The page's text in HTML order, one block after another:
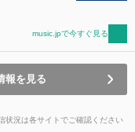
music.jpで今すぐ見る
報を見る
状況は各サイトでご確認ください